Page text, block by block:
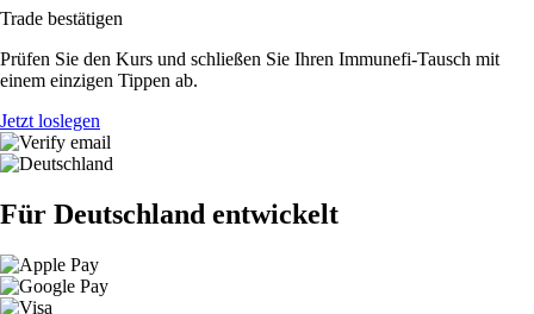
Trade bestätigen
Prüfen Sie den Kurs und schließen Sie Ihren Immunefi-Tausch mit
einem einzigen Tippen ab.
Jetzt loslegen
Für Deutschland entwickelt